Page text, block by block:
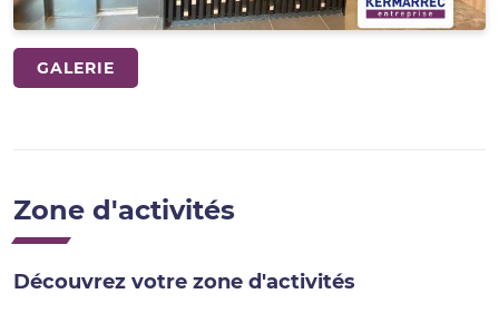
GALERIE
Zone d'activités
Découvrez votre zone d'activités